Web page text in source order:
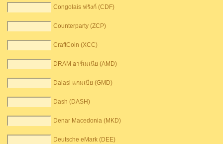
Congolais ฟรังก์ (CDF)
Counterparty (ZCP)
CraftCoin (XCC)
DRAM อาร์เมเนีย (AMD)
Dalasi แกมเบีย (GMD)
Dash (DASH)
Denar Macedonia (MKD)
Deutsche eMark (DEE)